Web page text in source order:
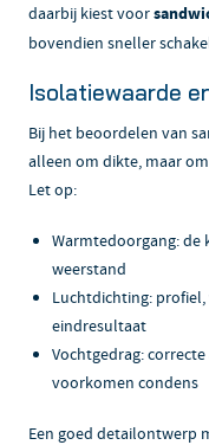
daarbij kiest voor
bovendien sneller
Isolatiewaarde
Bij het beoordelen van
alleen om dikte, maar
Let op:
Warmtedoorgang: de
weerstand
Luchtdichting:
eindresultaat
Vochtgedrag:
voorkomen condens
Een goed detailontwerp